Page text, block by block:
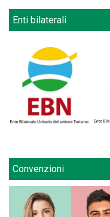
Enti bilaterali
Convenzioni